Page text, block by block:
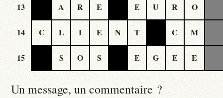
13 A R E E U R O
14 C L I E N T C M
15 S O S E G E E
Un message, un commentaire ?